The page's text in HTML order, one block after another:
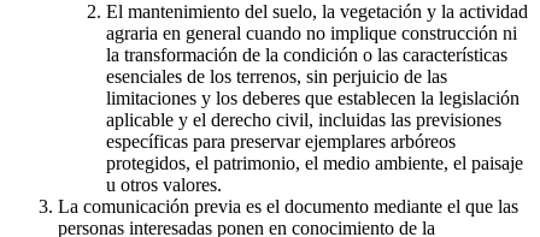
El mantenimiento del suelo, la vegetación y la actividad
agraria en general cuando no implique construcción ni
la transformación de la condición o las características
esenciales de los terrenos, sin perjuicio de las
limitaciones y los deberes que establecen la legislación
aplicable y el derecho civil, incluidas las previsiones
específicas para preservar ejemplares arbóreos
protegidos, el patrimonio, el medio ambiente, el paisaje
u otros valores.
La comunicación previa es el documento mediante el que las
personas interesadas ponen en conocimiento de la